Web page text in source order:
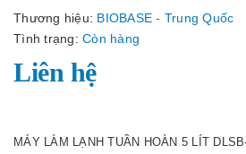
Thương hiệu: BIOBASE - Trung Quốc
Tình trạng: Còn hàng
Liên hệ
MÁY LÀM LẠNH TUẦN HOÀN 5 LÍT